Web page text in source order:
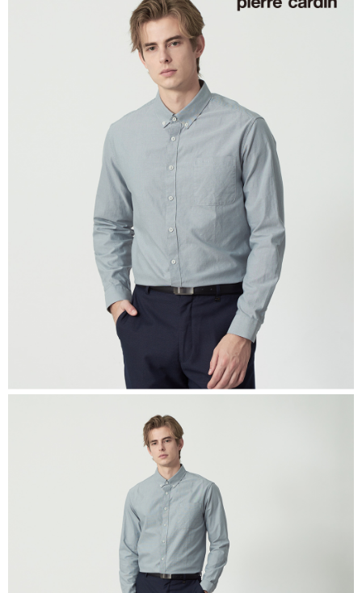
每筆NT$60，滿NT$1,200(含以上)免運費
每筆NT$60，滿NT$1,200(含以上)免運費
每筆NT$60，滿NT$1,200(含以上)免運費
每筆NT$80，滿NT$1,200(含以上)免運費
每筆NT$80，滿NT$1,200(含以上)免運費